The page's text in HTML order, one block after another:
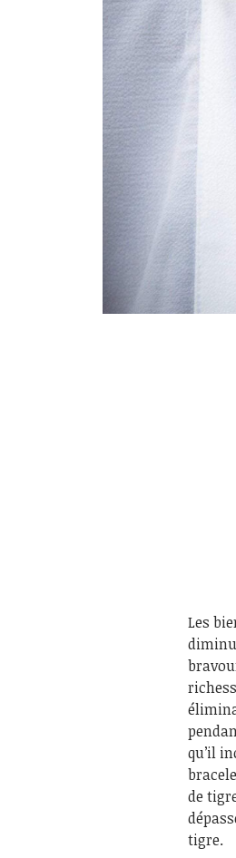
Les
qu’il
de
tigre.